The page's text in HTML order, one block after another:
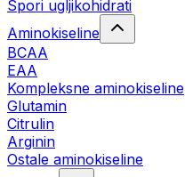
Spori ugljikohidrati
Aminokiseline
BCAA
EAA
Kompleksne aminokiseline
Glutamin
Citrulin
Arginin
Ostale aminokiseline